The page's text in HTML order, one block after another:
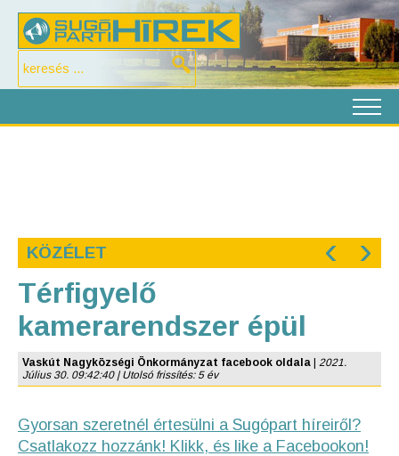
KÖZÉLET ‹ ›
Térfigyelő
kamerarendszer épül
Vaskút Nagyközségi Önkormányzat facebook oldala
2021.
Július 30. 09:42:40 | Utolsó frissítés: 5 év
Gyorsan szeretnél értesülni a Sugópart híreiről?
Csatlakozz hozzánk! Klikk, és like a Facebookon!